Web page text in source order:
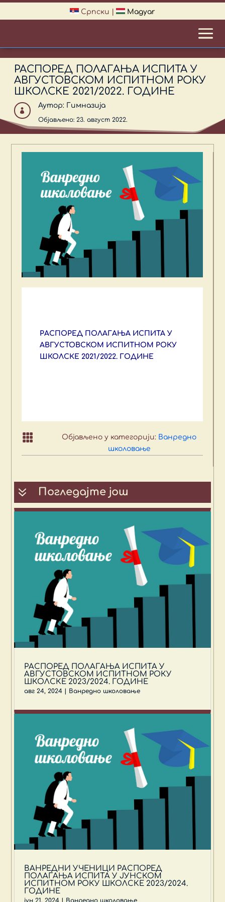
Српски Magyar
РАСПОРЕД ПОЛАГАЊА ИСПИТА У
АВГУСТОВСКОМ ИСПИТНОМ РОКУ
ШКОЛСКЕ 2021/2022. ГОДИНЕ

Аутор: Гимназија
Објављено: 23. август 2022.
РАСПОРЕД ПОЛАГАЊА ИСПИТА У
АВГУСТОВСКОМ ИСПИТНОМ РОКУ
ШКОЛСКЕ 2021/2022. ГОДИНЕ
 Објављено у категорији: Ванредно
школовање
7 Погледајте још
РАСПОРЕД ПОЛАГАЊА ИСПИТА У
АВГУСТОВСКОМ ИСПИТНОМ РОКУ
ШКОЛСКЕ 2023/2024. ГОДИНЕ
авг 24, 2024 | Ванредно школовање
ВАНРЕДНИ УЧЕНИЦИ РАСПОРЕД
ПОЛАГАЊА ИСПИТА У ЈУНСКОМ
ИСПИТНОМ РОКУ ШКОЛСКЕ 2023/2024.
ГОДИНЕ